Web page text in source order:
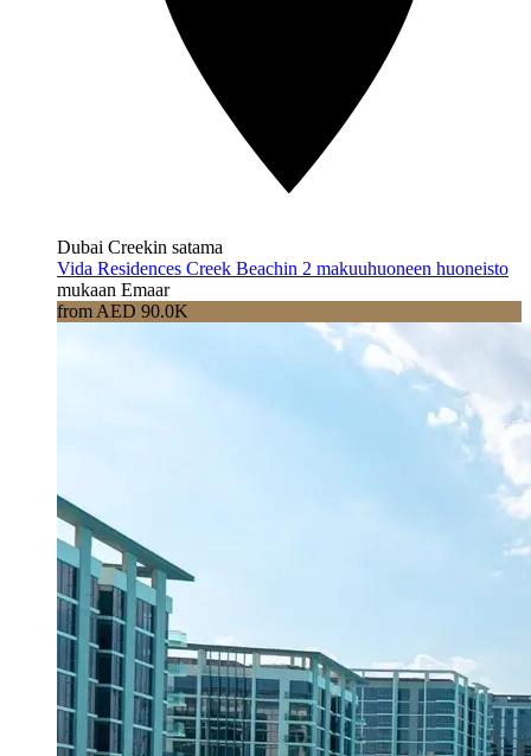
Dubai Creekin satama
Vida Residences Creek Beachin 2 makuuhuoneen huoneisto
mukaan Emaar
from AED 90.0K